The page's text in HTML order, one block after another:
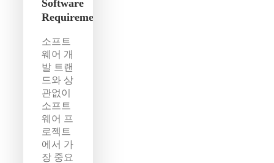
Software
Requirements
소프트
웨어 개
발 트랜
드와 상
관없이
소프트
웨어 프
로젝트
에서 가
장 중요